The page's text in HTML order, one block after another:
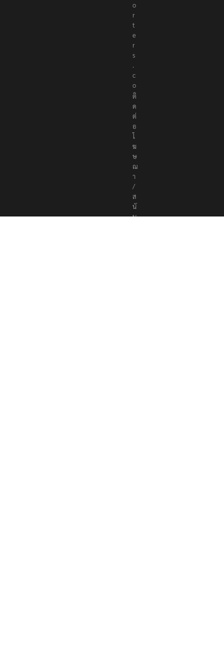
o
r
t
e
r
s
.
c
o
ติ
ด
ต่
อ
โ
ฆ
ษ
ณ
า
/
ส
นั
บ